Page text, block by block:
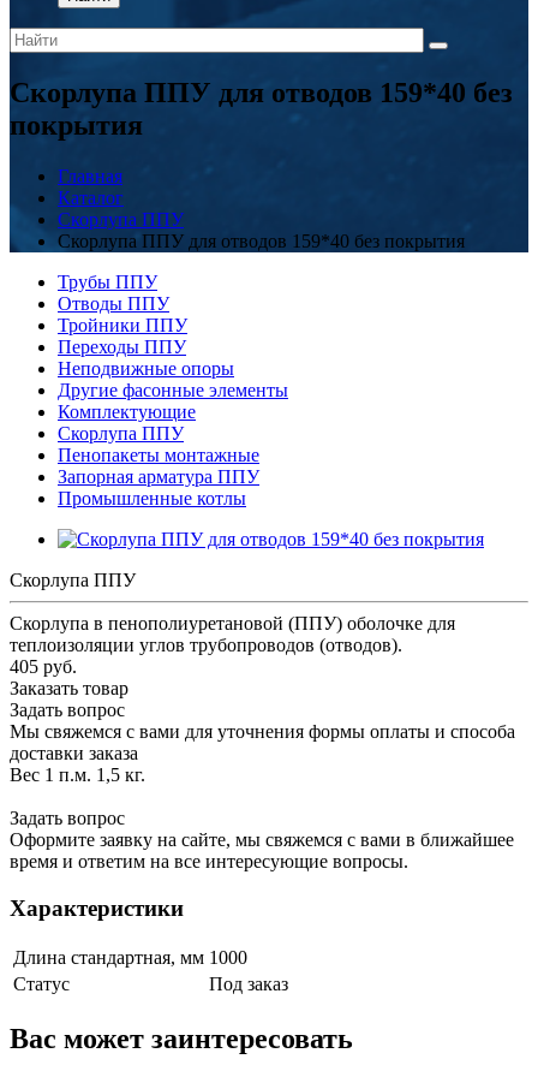
Скорлупа ППУ для отводов 159*40 без
покрытия
Главная
Каталог
Скорлупа ППУ
Скорлупа ППУ для отводов 159*40 без покрытия
Трубы ППУ
Отводы ППУ
Тройники ППУ
Переходы ППУ
Неподвижные опоры
Другие фасонные элементы
Комплектующие
Скорлупа ППУ
Пенопакеты монтажные
Запорная арматура ППУ
Промышленные котлы
Скорлупа ППУ
Скорлупа в пенополиуретановой (ППУ) оболочке для
теплоизоляции углов трубопроводов (отводов).
405 руб.
Заказать товар
Задать вопрос
Мы свяжемся с вами для уточнения формы оплаты и способа
доставки заказа
Вес 1 п.м. 1,5 кг.
Задать вопрос
Оформите заявку на сайте, мы свяжемся с вами в ближайшее
время и ответим на все интересующие вопросы.
Характеристики
Длина стандартная, мм 1000
Статус
Под заказ
Вас может заинтересовать